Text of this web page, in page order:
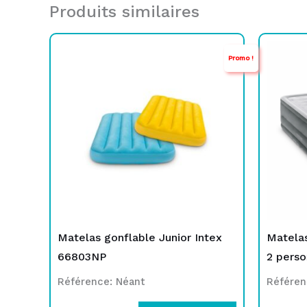
Produits similaires
Promo !
Matelas gonflable Junior Intex
66803NP
Référence: Néant
TND
129,000.
TND
79,000.
2